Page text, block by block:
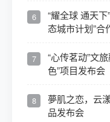
6
“耀全球 通天
态城市计划”合
7
“心传茗动”文
色”项目发布会
8
夢肌之恋，云
品发布会